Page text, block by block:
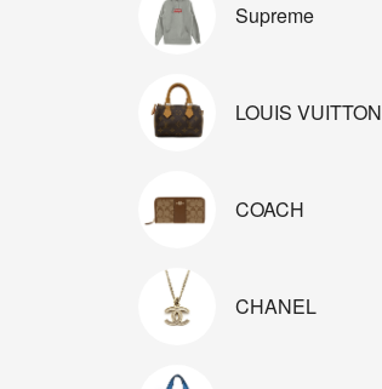
Supreme
LOUIS VUITTON
COACH
CHANEL